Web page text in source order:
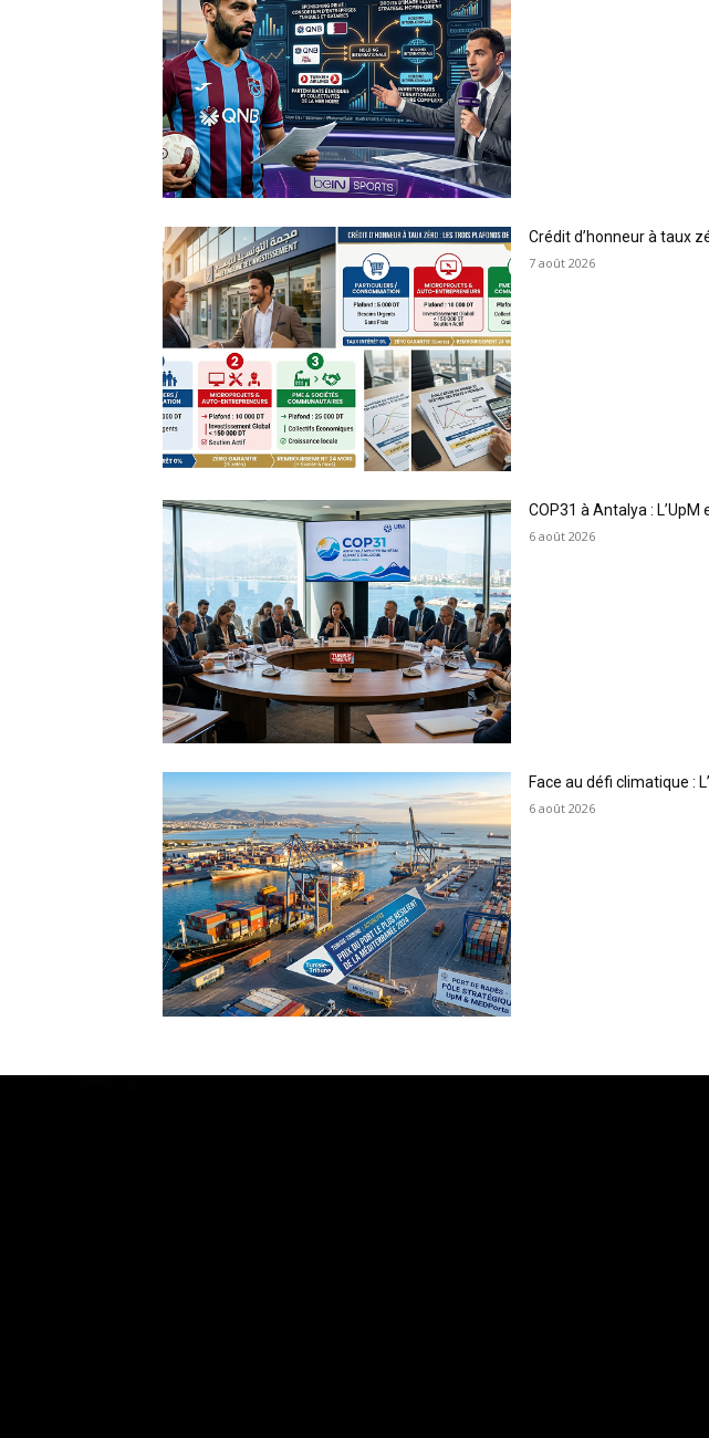
Crédit d’honneur à taux
7 août 2026
COP31 à Antalya :
6 août 2026
Face au défi climatique :
6 août 2026